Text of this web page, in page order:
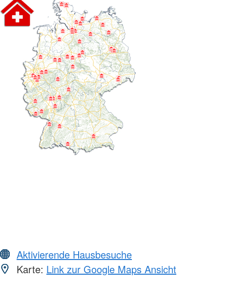
gGmbH des Kreisverbandes
Arnsberg in Warstein
Aktivierende Hausbesuche
Karte: Link zur Google Maps Ansicht